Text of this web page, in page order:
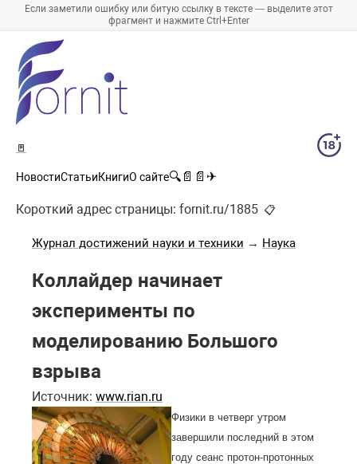
Если заметили ошибку или битую ссылку в тексте — выделите этот
фрагмент и нажмите Ctrl+Enter
🚪
НовостиСтатьиКнигиО сайте🔍 📄 📄 ✈
Короткий адрес страницы: fornit.ru/1885 📋
Журнал достижений науки и техники → Наука
Коллайдер начинает
эксперименты по
моделированию Большого
взрыва
Источник: www.rian.ru
Физики в четверг утром
завершили последний в этом
году сеанс протон-протонных